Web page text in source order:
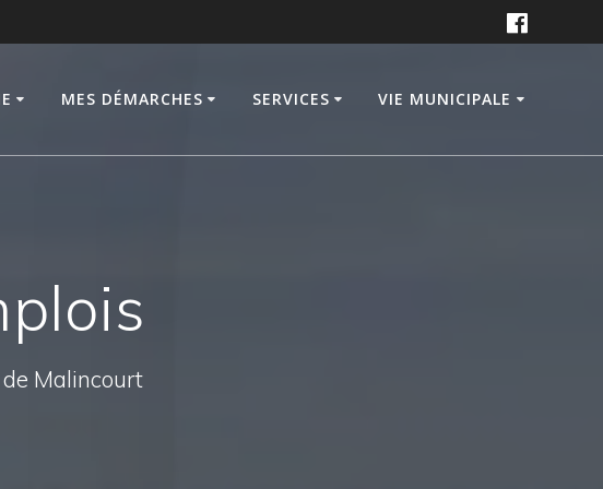
MES DÉMARCHES SERVICES VIE MUNICIPALE
Malincourt